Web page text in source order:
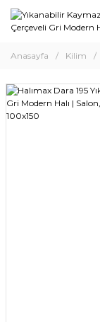
Anasayfa Kilim